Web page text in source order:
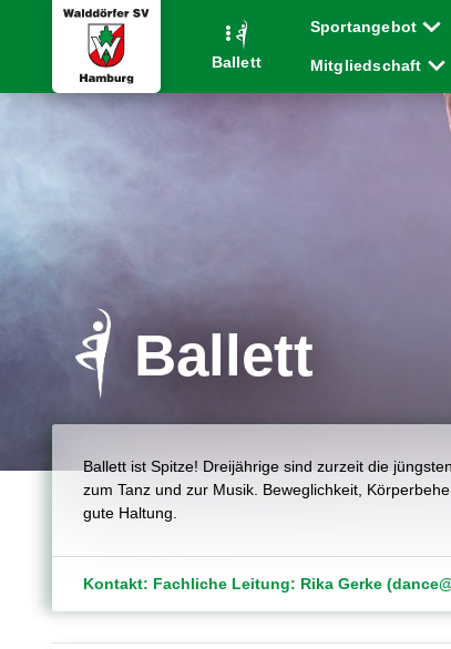
Ballett
Sportangebot
Mitgliedschaft
Ballett
Ballett ist Spitze! Dreijährige sind zurzeit die
zum Tanz und zur Musik. Beweglichkeit,
gute Haltung.
Kontakt: Fachliche Leitung: Rika Gerke